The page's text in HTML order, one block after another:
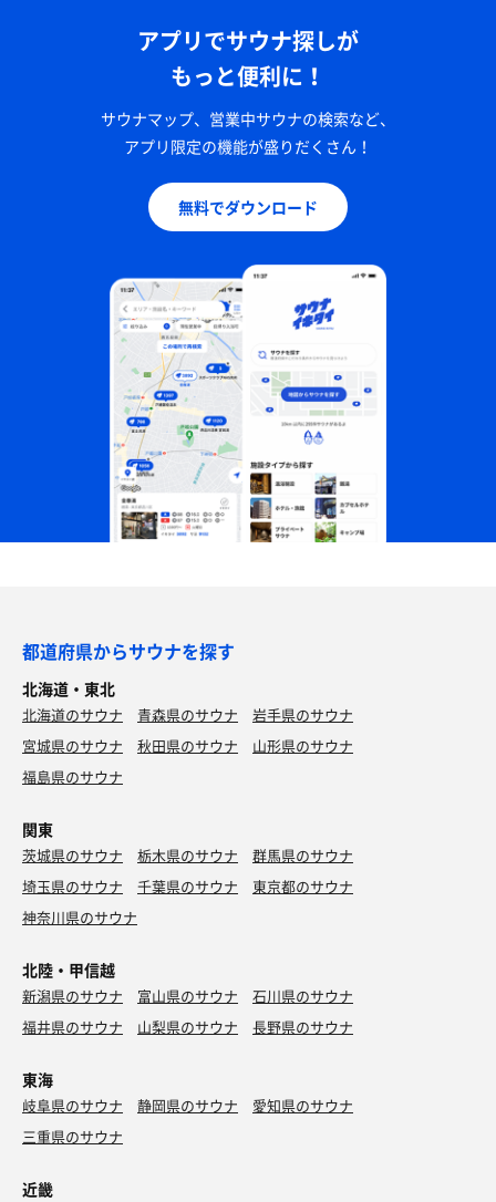
アプリでサウナ探しが
もっと便利に！
サウナマップ、営業中サウナの検索など、
アプリ限定の機能が盛りだくさん！
無料でダウンロード
都道府県からサウナを探す
北海道・東北
北海道のサウナ 青森県のサウナ
岩手県のサウナ
宮城県のサウナ
秋田県のサウナ
山形県のサウナ
福島県のサウナ
関東
茨城県のサウナ 栃木県のサウナ
群馬県のサウナ
埼玉県のサウナ
千葉県のサウナ
東京都のサウナ
神奈川県のサウナ
北陸・甲信越
新潟県のサウナ 富山県のサウナ
石川県のサウナ
福井県のサウナ
山梨県のサウナ 長野県のサウナ
東海
岐阜県のサウナ 静岡県のサウナ
愛知県のサウナ
三重県のサウナ
近畿